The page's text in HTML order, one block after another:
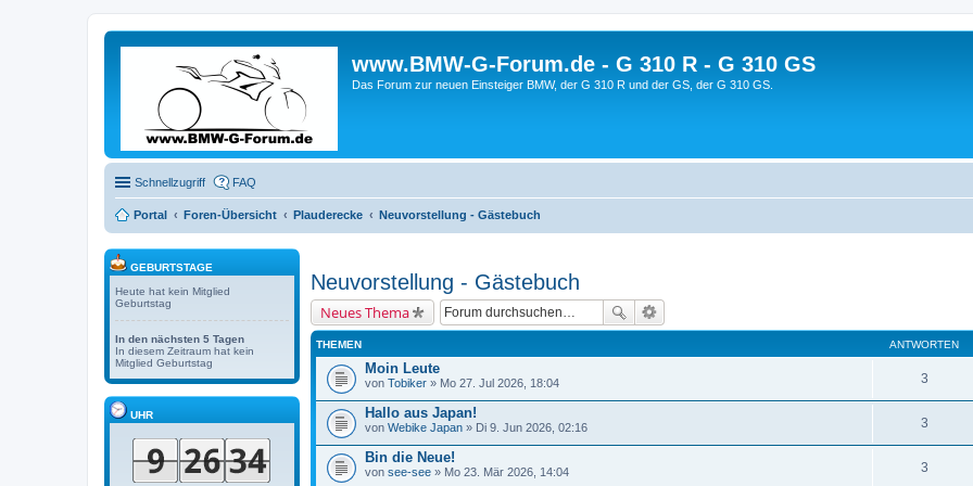
www.BMW-G-Forum.de - G 310 R - G 310 GS
Das Forum zur neuen Einsteiger BMW, der G 310 R und der GS, der G 310 GS.
Schnellzugriff FAQ
Portal Foren-Übersicht Plauderecke Neuvorstellung - Gästebuch
Neuvorstellung - Gästebuch
Neues Thema
THEMEN ANTWORTEN
Moin Leute
von Tobiker » Mo 27. Jul 2026, 18:04 3
Hallo aus Japan!
von Webike Japan » Di 9. Jun 2026, 02:16 3
Bin die Neue!
von see-see » Mo 23. Mär 2026, 14:04 3
GEBURTSTAGE
Heute hat kein Mitglied
Geburtstag
In den nächsten 5 Tagen
In diesem Zeitraum hat kein
Mitglied Geburtstag
UHR